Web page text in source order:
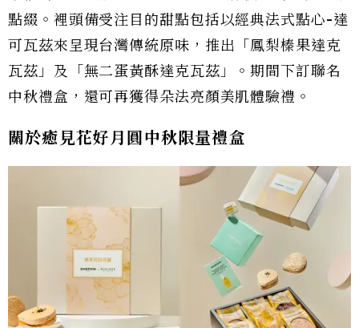
點綴。裡頭備受注目的甜點包括以經典法式點心-達
可瓦茲來呈現台灣傳統原味，推出「鳳梨榛果達克
瓦茲」及「無二蛋黃酥達克瓦茲」。期間下訂聯名
中秋禮盒，還可再獲得朵法亮顏美肌體驗禮。
關於癒見花好月圓中秋限量禮盒